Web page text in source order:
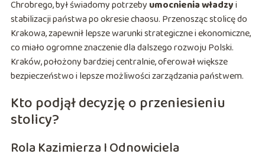
Chrobrego, był świadomy potrzeby umocnienia władzyi
stabilizacji państwa po okresie chaosu. Przenosząc stolicę do
Krakowa, zapewnił lepsze warunki strategiczne i ekonomiczne,
co miało ogromne znaczenie dla dalszego rozwoju Polski.
Kraków, położony bardziej centralnie, oferował większe
bezpieczeństwo i lepsze możliwości zarządzania państwem.
Kto podjął decyzję o przeniesieniu
stolicy?
Rola Kazimierza I Odnowiciela